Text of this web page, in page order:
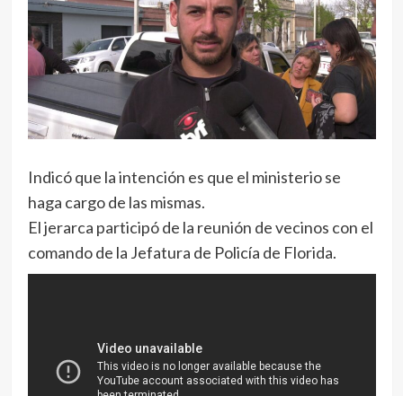
Indicó que la intención es que el ministerio se
haga cargo de las mismas.
El jerarca participó de la reunión de vecinos con el
comando de la Jefatura de Policía de Florida.